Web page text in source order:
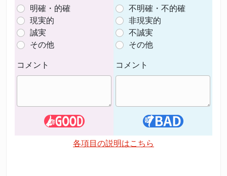
明確・的確
現実的
誠実
その他
コメント
不明確・不的確
非現実的
不誠実
その他
コメント
各項目の説明はこちら